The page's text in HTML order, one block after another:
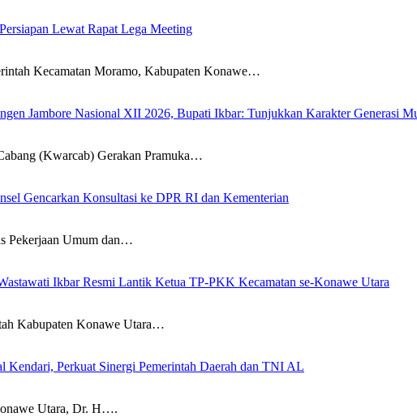
Lewat Rapat Lega Meeting
Kecamatan Moramo, Kabupaten Konawe…
Jambore Nasional XII 2026, Bupati Ikbar: Tunjukkan Karakter Generasi
(Kwarcab) Gerakan Pramuka…
Gencarkan Konsultasi ke DPR RI dan Kementerian
Umum dan…
Ikbar Resmi Lantik Ketua TP-PKK Kecamatan se-Konawe Utara
Kabupaten Konawe Utara…
Perkuat Sinergi Pemerintah Daerah dan TNI AL
Utara, Dr. H….